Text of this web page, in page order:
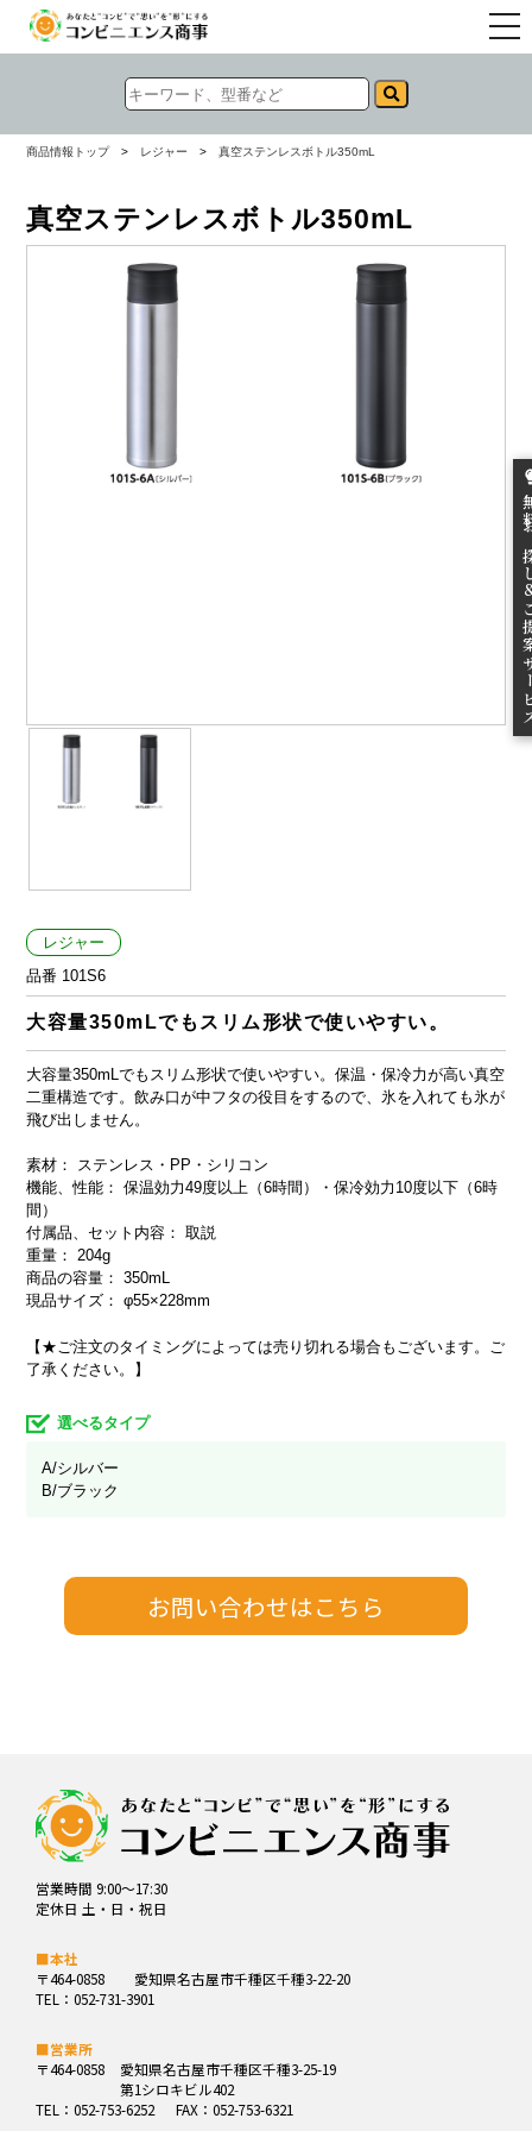
無
ご
商品情報トップ > レジャー > 真空ステンレスボトル350mL
真空ステンレスボトル350mL
レジャー
品番 101S6
大容量350mLでもスリム形状で使いやすい。
大容量350mLでもスリム形状で使いやすい。保温・保冷力が高い真空
二重構造です。飲み口が中フタの役目をするので、氷を入れても氷が
飛び出しません。
素材： ステンレス・PP・シリコン
機能、性能： 保温効力49度以上（6時間）・保冷効力10度以下（6時
間）
付属品、セット内容： 取説
重量： 204g
商品の容量： 350mL
現品サイズ： φ55×228mm
【★ご注文のタイミングによっては売り切れる場合もございます。ご
了承ください。】
選べるタイプ
A/シルバー
B/ブラック
営業時間 9:00～17:30
定休日 土・日・祝日
■本社
〒464-0858
愛知県名古屋市千種区千種3-22-20
TEL：052-731-3901
■営業所
〒464-0858
愛知県名古屋市千種区千種3-25-19
第1シロキビル402
TEL：052-753-6252
FAX：052-753-6321